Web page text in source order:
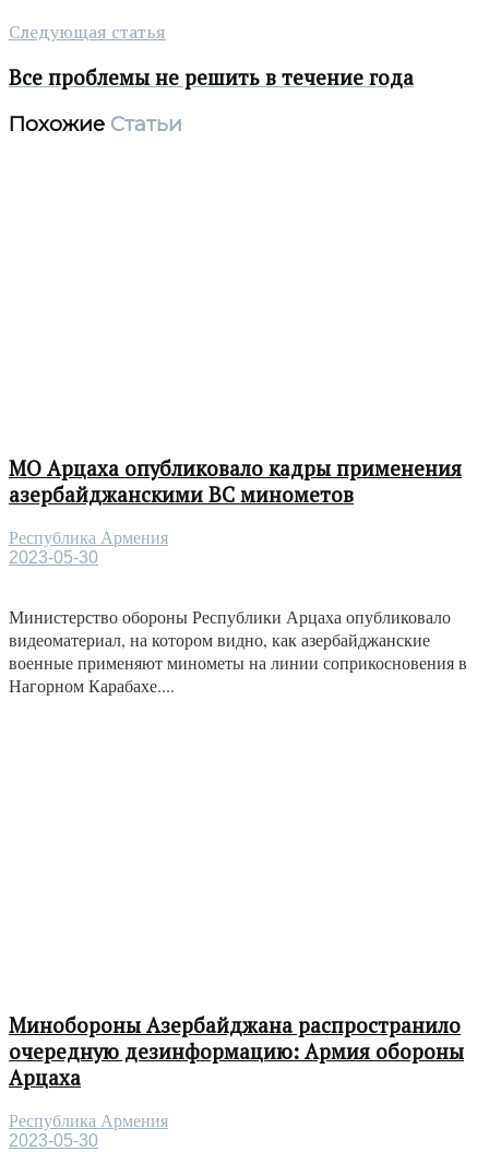
Следующая статья
Все проблемы не решить в течение года
Похожие Статьи
МО Арцаха опубликовало кадры применения
азербайджанскими ВС минометов
Республика Армения
2023-05-30
Министерство обороны Республики Арцаха опубликовало
видеоматериал, на котором видно, как азербайджанские
военные применяют минометы на линии соприкосновения в
Нагорном Карабахе....
Минобороны Азербайджана распространило
очередную дезинформацию: Армия обороны
Арцаха
Республика Армения
2023-05-30